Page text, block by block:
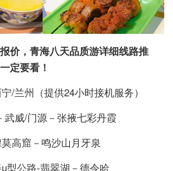
价，青海八天品质游详细线路推
定要看！
/兰州（提供24小时接机服务）
武威/门源－张掖七彩丹霞
高窟－鸣沙山月牙泉
型公路-翡翠湖－德令哈